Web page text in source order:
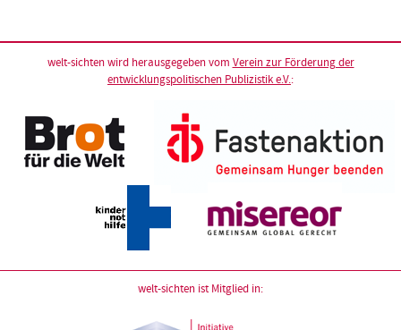
welt-sichten wird herausgegeben vom Verein zur Förderung der
entwicklungspolitischen Publizistik e.V.:
welt-sichten ist Mitglied in: